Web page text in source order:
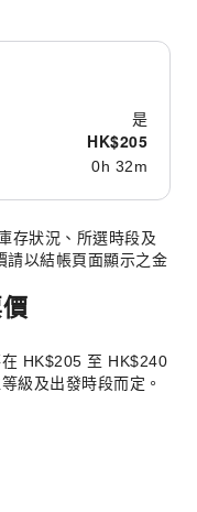
是
HK$205
0h 32m
存狀況、所選時段及
請以結帳頁面顯示之金
HK$205 至 HK$240
級及出發時段而定。